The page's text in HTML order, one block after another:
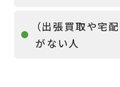
（出張買取や宅
がない人